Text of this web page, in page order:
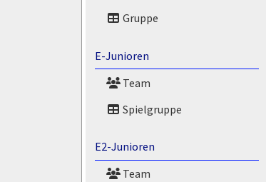
Gruppe
E-Junioren
Team
Spielgruppe
E2-Junioren
Team